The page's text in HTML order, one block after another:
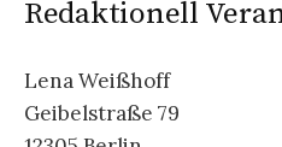
Redaktionell
Lena Weißhoff
Geibelstraße 79